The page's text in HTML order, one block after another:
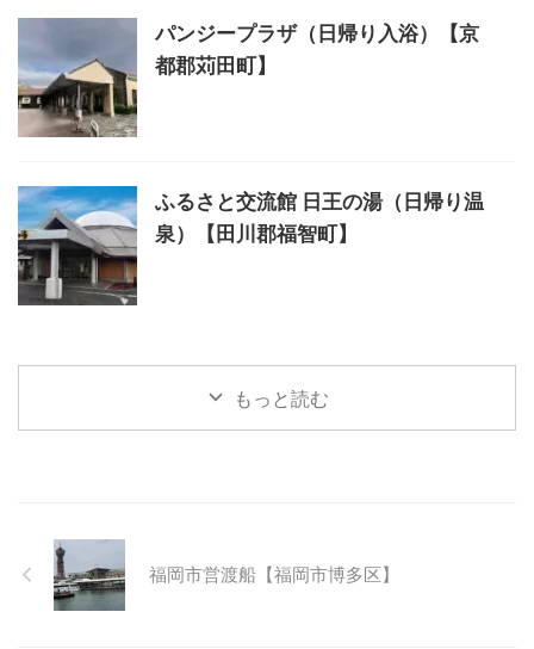
パンジープラザ（日帰り入浴）【京
都郡苅田町】
ふるさと交流館 日王の湯（日帰り温
泉）【田川郡福智町】
もっと読む
福岡市営渡船【福岡市博多区】